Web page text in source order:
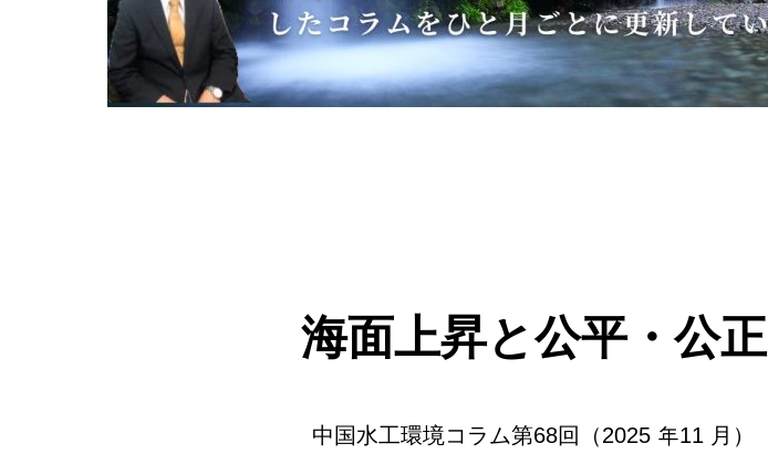
海面上昇と公平・公正
中国水工環境コラム第68回（2025 年11 月）